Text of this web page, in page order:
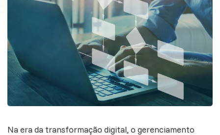
Na era da transformação digital, o gerenciamento